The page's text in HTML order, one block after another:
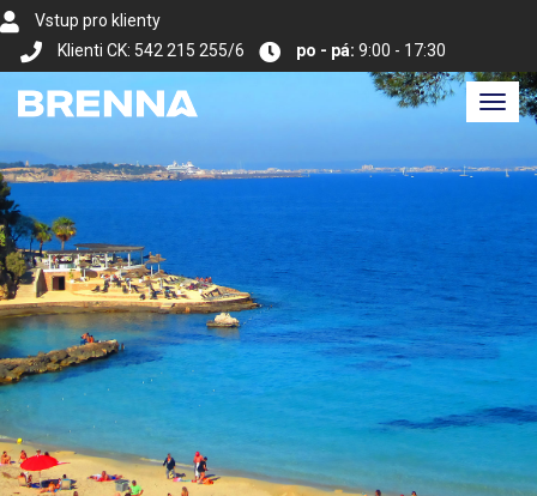
Vstup pro klienty
Klienti CK: 542 215 255/6
po - pá: 9:00 - 17:30